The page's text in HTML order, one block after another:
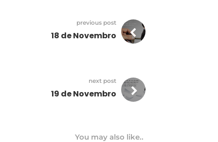
previous post
18 de Novembro
next post
19 de Novembro
You may also like..